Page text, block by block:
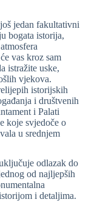
jedan fakultativni
bogata istorija,
vas kroz sam
istražite uske,
vjekova.
istorijskih
i društvenih
i Palati
koje svjedoče o
u srednjem
odlazak do
od najljepših
i detaljima.